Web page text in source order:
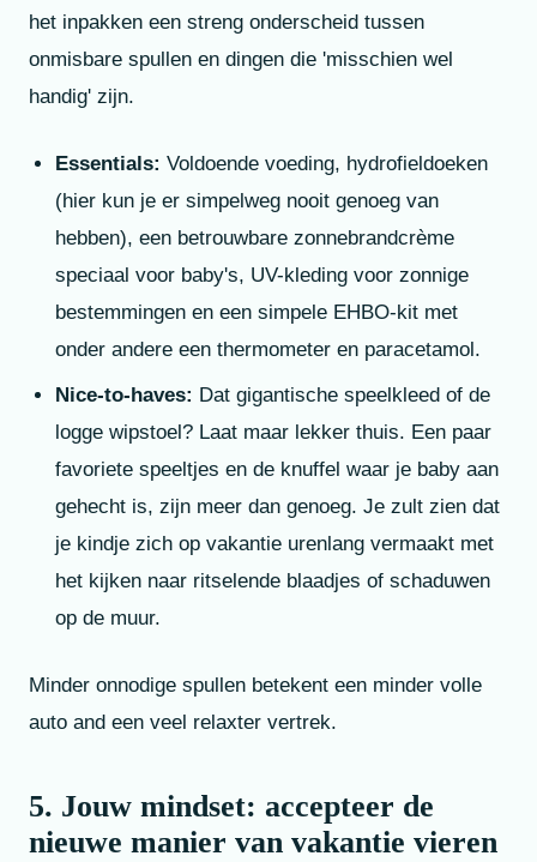
het inpakken een streng onderscheid tussen
onmisbare spullen en dingen die 'misschien wel
handig' zijn.
Essentials: Voldoende voeding, hydrofieldoeken
(hier kun je er simpelweg nooit genoeg van
hebben), een betrouwbare zonnebrandcrème
speciaal voor baby's, UV-kleding voor zonnige
bestemmingen en een simpele EHBO-kit met
onder andere een thermometer en paracetamol.
Nice-to-haves: Dat gigantische speelkleed of de
logge wipstoel? Laat maar lekker thuis. Een paar
favoriete speeltjes en de knuffel waar je baby aan
gehecht is, zijn meer dan genoeg. Je zult zien dat
je kindje zich op vakantie urenlang vermaakt met
het kijken naar ritselende blaadjes of schaduwen
op de muur.
Minder onnodige spullen betekent een minder volle
auto and een veel relaxter vertrek.
5. Jouw mindset: accepteer de
nieuwe manier van vakantie vieren